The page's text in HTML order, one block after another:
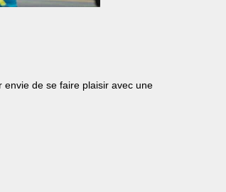
de se faire plaisir avec une